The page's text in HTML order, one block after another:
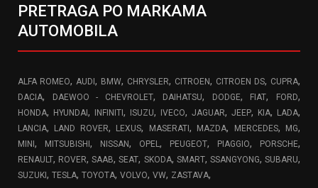
PRETRAGA PO MARKAMA
AUTOMOBILA
ALFA ROMEO, AUDI , BMW, CHRYSLER, CITROEN, CITROEN DS, CUPRA,
DACIA, DAEWOO - CHEVROLET, DAIHATSU, DODGE, FIAT, FORD,
HONDA, HYUNDAI , INFINITI , ISUZU, IVECO, JAGUAR, JEEP, KIA, LADA,
LANCIA, LAND ROVER, LEXUS, MASERATI , MAZDA, MERCEDES, MG,
MINI , MITSUBISHI , NISSAN, OPEL, PEUGEOT, PIAGGIO, PORSCHE,
RENAULT, ROVER,SAAB,SEAT, SKODA, SMART, SSANGYONG,SUBARU,
SUZUKI , TESLA, TOYOTA, VOLVO, VW, ZASTAVA,